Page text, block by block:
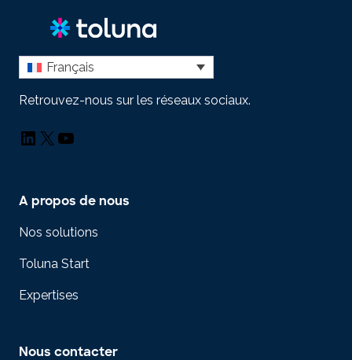
Français
Retrouvez-nous sur les réseaux sociaux.
LinkedIn
X YouTube
A propos de nous
Nos solutions
Toluna Start
Expertises
Nous contacter